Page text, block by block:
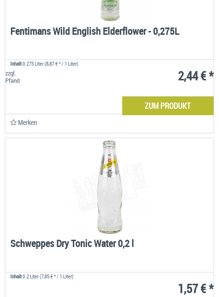
Fentimans Wild English Elderflower - 0,275L
Inhalt0.275 Liter(8,87 € * / 1 Liter)
2,44 € *
zzgl.
Pfand
ZUM PRODUKT
Merken
Schweppes Dry Tonic Water 0,2 l
Inhalt0.2 Liter(7,85 € * / 1 Liter)
1,57 € *